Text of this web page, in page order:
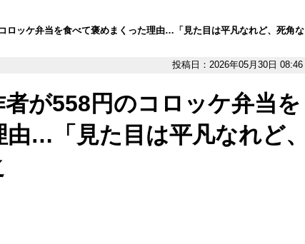
ロッケ弁当を食べて褒めまくった理由…「見た目は平凡なれど、死角な
投稿日：2026年05月30日 08:46
が558円のコロッケ弁当を
…「見た目は平凡なれど、